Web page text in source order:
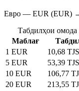
Евро — EUR (EUR)
Табдилҳои омода
Маблағ
1 EUR
10,68 TJS
5 EUR
53,39 TJS
10 EUR
106,77
20 EUR
213,55